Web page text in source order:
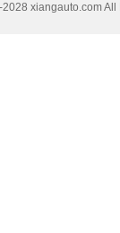
xiangauto.com